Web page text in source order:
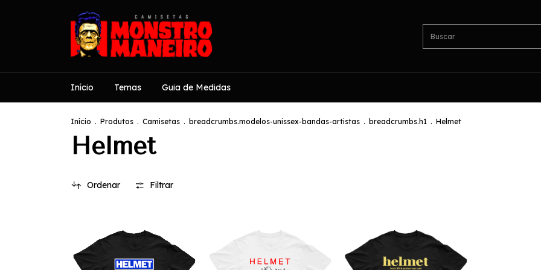
Início Temas Guia de Medidas
Início . Produtos . Camisetas . breadcrumbs.modelos-unissex-bandas-artistas . breadcrumbs.h1 . Helmet
Helmet
Ordenar Filtrar